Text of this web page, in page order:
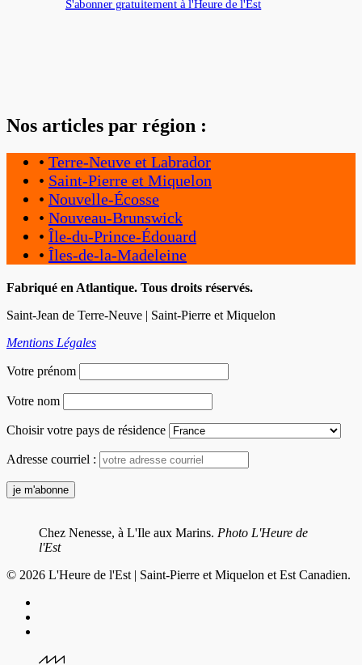
S'abonner gratuitement à l'Heure de l'Est
Nos articles par région :
• Terre-Neuve et Labrador
• Saint-Pierre et Miquelon
• Nouvelle-Écosse
• Nouveau-Brunswick
• Île-du-Prince-Édouard
• Îles-de-la-Madeleine
Fabriqué en Atlantique. Tous droits réservés.
Saint-Jean de Terre-Neuve | Saint-Pierre et Miquelon
Mentions Légales
Votre prénom
Votre nom
Choisir votre pays de résidence
Adresse courriel :
Chez Nenesse, à L'Ile aux Marins. Photo L'Heure de
l'Est
© 2026 L'Heure de l'Est | Saint-Pierre et Miquelon et Est Canadien.